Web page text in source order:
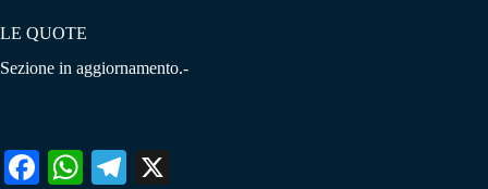
LE QUOTE
Sezione in aggiornamento.-
Fa W
Te